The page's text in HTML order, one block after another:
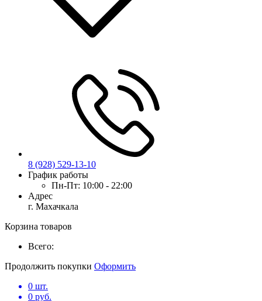
8 (928) 529-13-10
График работы
Пн-Пт: 10:00 - 22:00
Адрес
г. Махачкала
Корзина товаров
Всего:
Продолжить покупки Оформить
0 шт.
0 руб.